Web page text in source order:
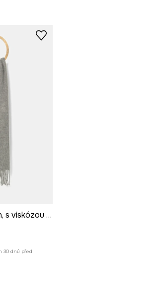
Šála hladký povrch, s viskózou šedá barva
30 dnů před